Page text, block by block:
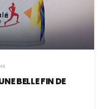
BELLE FIN DE